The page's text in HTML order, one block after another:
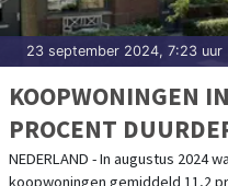
23 september 2024, 7:23 uur
KOOPWONINGEN
PROCENT
NEDERLAND - In augustus 2024
koopwoningen gemiddeld 11,2